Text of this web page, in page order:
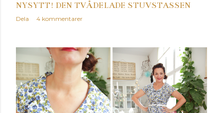
NYSYTT! DEN TVÅDELADE STUVSTASSEN
Dela 4 kommentarer